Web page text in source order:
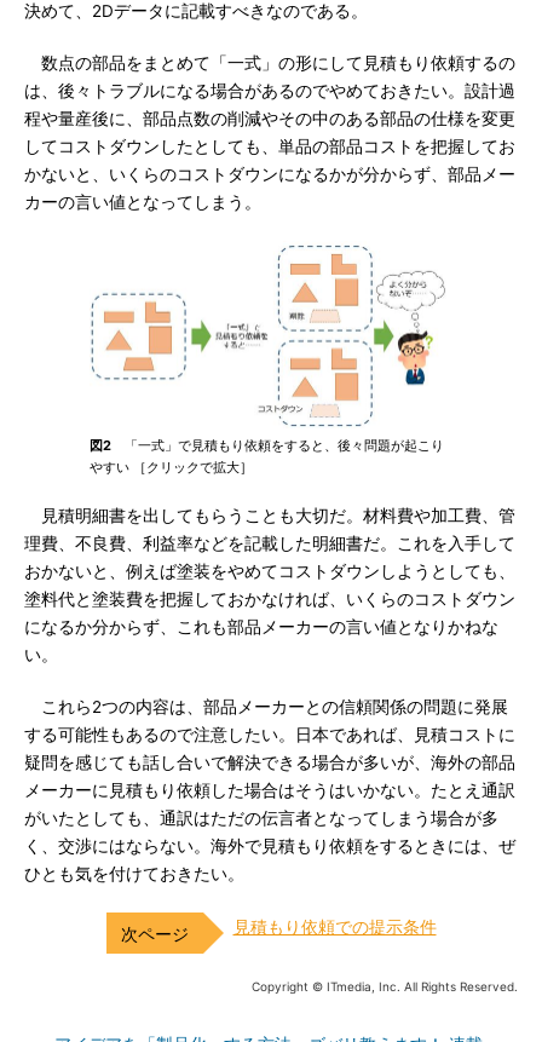
決めて、2Dデータに記載すべきなのである。
数点の部品をまとめて「一式」の形にして見積もり依頼するの
は、後々トラブルになる場合があるのでやめておきたい。設計過
程や量産後に、部品点数の削減やその中のある部品の仕様を変更
してコストダウンしたとしても、単品の部品コストを把握してお
かないと、いくらのコストダウンになるかが分からず、部品メー
カーの言い値となってしまう。
図2 「一式」で見積もり依頼をすると、後々問題が起こり
やすい ［クリックで拡大］
見積明細書を出してもらうことも大切だ。材料費や加工費、管
理費、不良費、利益率などを記載した明細書だ。これを入手して
おかないと、例えば塗装をやめてコストダウンしようとしても、
塗料代と塗装費を把握しておかなければ、いくらのコストダウン
になるか分からず、これも部品メーカーの言い値となりかねな
い。
これら2つの内容は、部品メーカーとの信頼関係の問題に発展
する可能性もあるので注意したい。日本であれば、見積コストに
疑問を感じても話し合いで解決できる場合が多いが、海外の部品
メーカーに見積もり依頼した場合はそうはいかない。たとえ通訳
がいたとしても、通訳はただの伝言者となってしまう場合が多
く、交渉にはならない。海外で見積もり依頼をするときには、ぜ
ひとも気を付けておきたい。
見積もり依頼での提示条件
Copyright © ITmedia, Inc. All Rights Reserved.